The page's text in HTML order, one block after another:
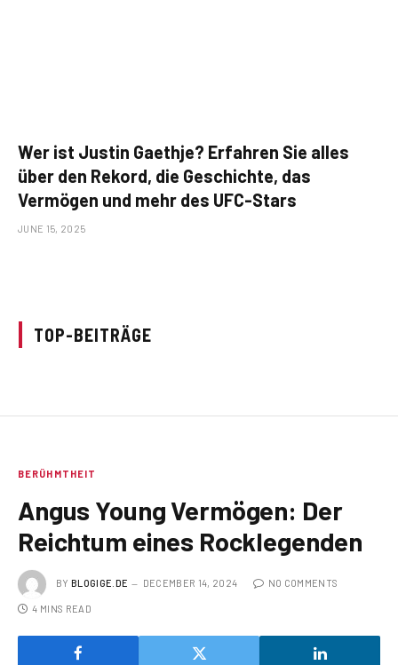
Wer ist Justin Gaethje? Erfahren Sie alles
über den Rekord, die Geschichte, das
Vermögen und mehr des UFC-Stars
JUNE 15, 2025
TOP-BEITRÄGE
BERÜHMTHEIT
Angus Young Vermögen: Der
Reichtum eines Rocklegenden
BY BLOGIGE.DE DECEMBER 14, 2024 NO COMMENTS
4 MINS READ